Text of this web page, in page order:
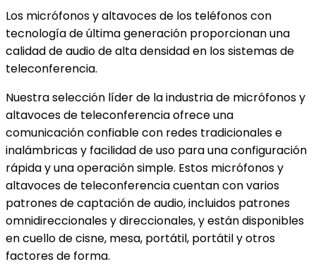
Los micrófonos y altavoces de los teléfonos con
tecnología de última generación proporcionan una
calidad de audio de alta densidad en los sistemas de
teleconferencia.
Nuestra selección líder de la industria de micrófonos y
altavoces de teleconferencia ofrece una
comunicación confiable con redes tradicionales e
inalámbricas y facilidad de uso para una configuración
rápida y una operación simple. Estos micrófonos y
altavoces de teleconferencia cuentan con varios
patrones de captación de audio, incluidos patrones
omnidireccionales y direccionales, y están disponibles
en cuello de cisne, mesa, portátil, portátil y otros
factores de forma.